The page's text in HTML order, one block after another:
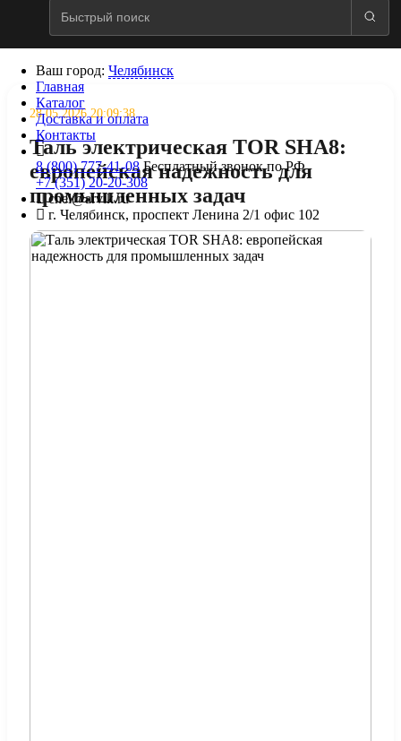
Ваш город: Челябинск
Главная
Каталог
Доставка и оплата
Контакты
8 (800) 777-41-08 Бесплатный звонок по РФ
+7 (351) 20-20-308
chel@arvik.ru
г. Челябинск, проспект Ленина 2/1 офис 102
28.05.2026 20:09:38
Таль электрическая TOR SHA8:
европейская надежность для
промышленных задач